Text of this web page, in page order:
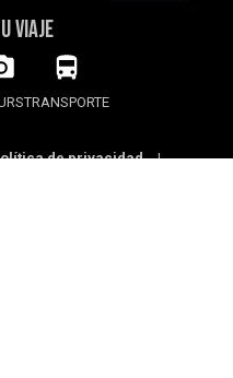
VIAJE
TRANSPORTE
de privacidad |